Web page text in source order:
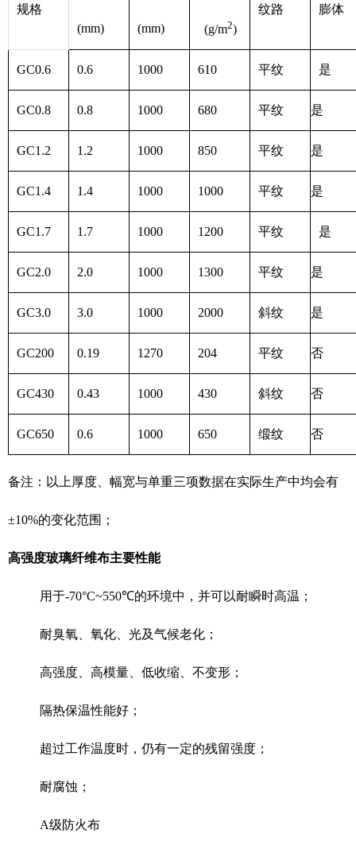
规格
(mm) (mm) (g/m2)
纹路 膨体
GC0.6 0.6 1000 610 平纹 是
GC0.8 0.8 1000 680 平纹 是
GC1.2 1.2 1000 850 平纹 是
GC1.4 1.4 1000 1000 平纹 是
GC1.7 1.7 1000 1200 平纹 是
GC2.0 2.0 1000 1300 平纹 是
GC3.0 3.0 1000 2000 斜纹 是
GC200 0.19 1270 204 平纹 否
GC430 0.43 1000 430 斜纹 否
GC650 0.6 1000 650 缎纹 否
备注：以上厚度、幅宽与单重三项数据在实际生产中均会有
±10%的变化范围；
高强度玻璃纤维布主要性能
用于-70°C~550℃的环境中，并可以耐瞬时高温；
耐臭氧、氧化、光及气候老化；
高强度、高模量、低收缩、不变形；
隔热保温性能好；
超过工作温度时，仍有一定的残留强度；
耐腐蚀；
A级防火布